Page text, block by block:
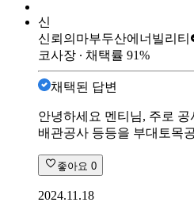
신
신뢰의마부두산에너빌리티
코사장 ∙ 채택률 91%
채택된 답변
안녕하세요 멘티님, 주로
배관공사 등등을 부대토목
좋아요 0
2024.11.18